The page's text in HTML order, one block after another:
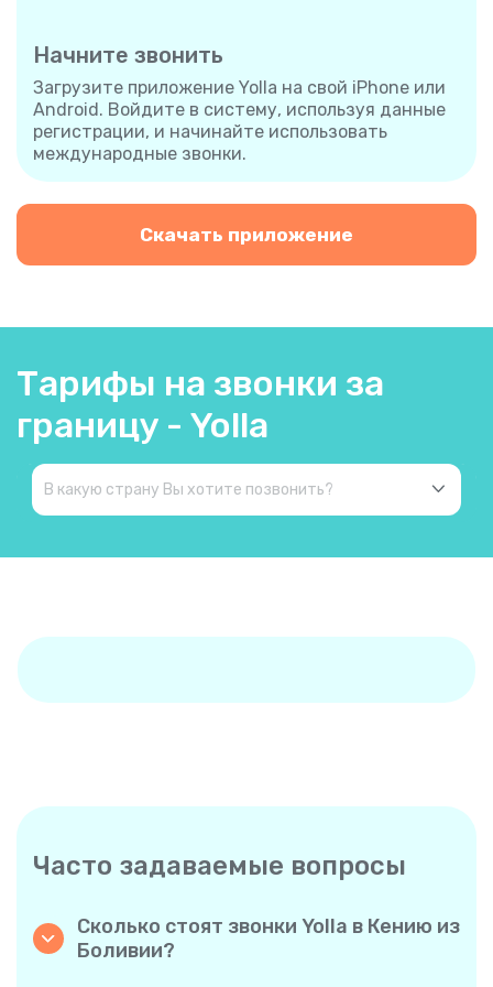
Начните звонить
Загрузите приложение Yolla на свой iPhone или
Android. Войдите в систему, используя данные
регистрации, и начинайте использовать
международные звонки.
Скачать приложение
Тарифы на звонки за
границу - Yolla
Часто задаваемые вопросы
Сколько стоят звонки Yolla в Кению из
Боливии?